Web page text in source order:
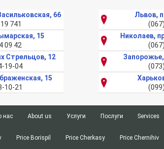
66
741
15
09 42
Стрельцов, 12
19-04
15
10-21
Львов,
Николаев,
нас About us Услуги
Верстка текста
Послуги
Верстка тексту
Services
Page-proofs
Київ
Bila
Price Borispil Price Cherkasy Price Chernihiv